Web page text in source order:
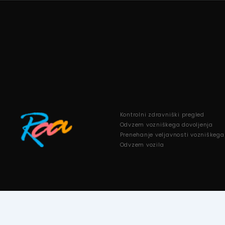
Kontrolni zdravniški pregled
Odvzem vozniškega dovoljenja
Prenehanje veljavnosti
Odvzem vozila